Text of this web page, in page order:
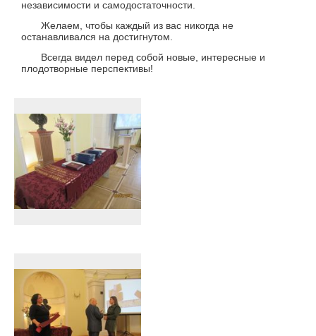
независимости и самодостаточности.
Желаем, чтобы каждый из вас никогда не
останавливался на достигнутом.
Всегда видел перед собой новые, интересные и
плодотворные перспективы!